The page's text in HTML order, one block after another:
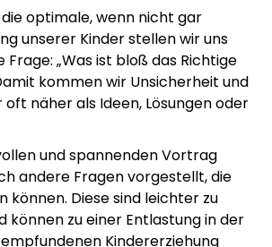
optimale, wenn nicht gar
unserer Kinder stellen wir uns
„Was ist bloß das Richtige
kommen wir Unsicherheit und
näher als Ideen, Lösungen oder
und spannenden Vortrag
andere Fragen vorgestellt, die
können. Diese sind leichter zu
können zu einer Entlastung in der
Kindererziehung